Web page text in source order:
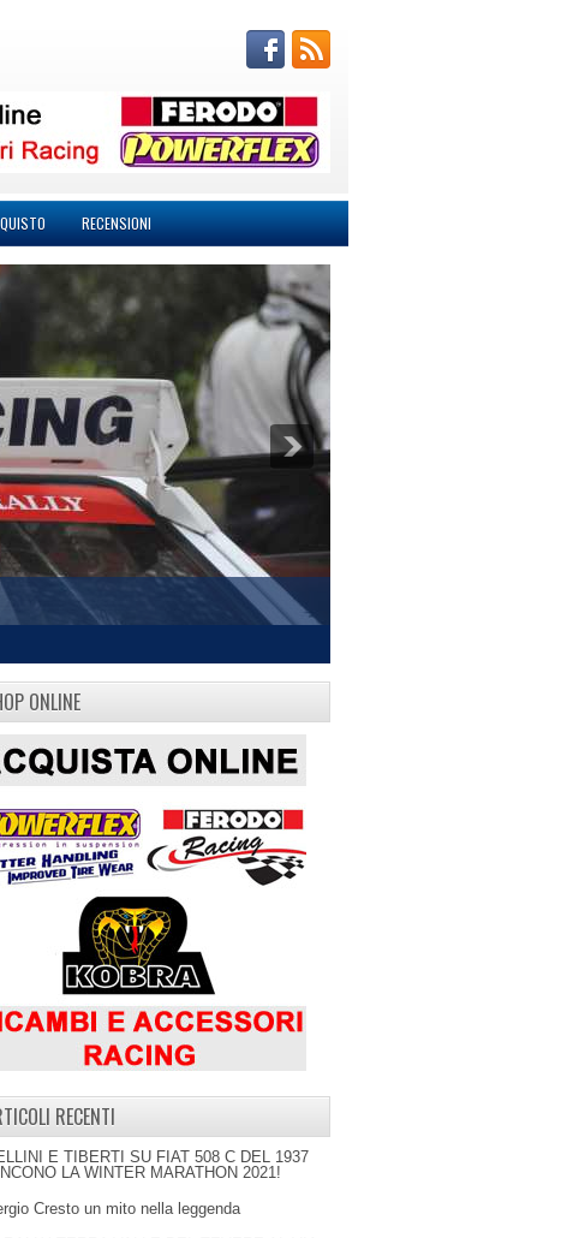
RECENSIONI
ONLINE
RECENTI
E TIBERTI SU FIAT 508 C DEL 1937
LA WINTER MARATHON 2021!
Cresto un mito nella leggenda